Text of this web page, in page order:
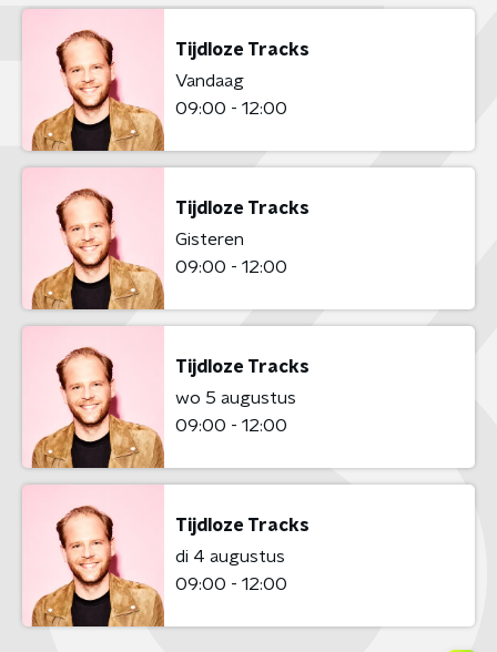
Tijdloze Tracks
Vandaag
09:00 - 12:00
Tijdloze Tracks
Gisteren
09:00 - 12:00
Tijdloze Tracks
wo 5 augustus
09:00 - 12:00
Tijdloze Tracks
di 4 augustus
09:00 - 12:00